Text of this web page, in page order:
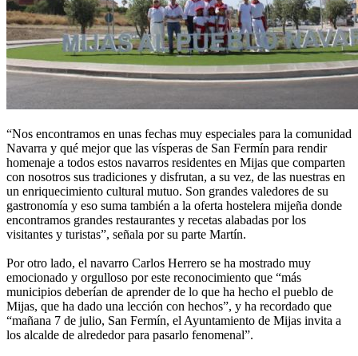
“Nos encontramos en unas fechas muy especiales para la comunidad
Navarra y qué mejor que las vísperas de San Fermín para rendir
homenaje a todos estos navarros residentes en Mijas que comparten
con nosotros sus tradiciones y disfrutan, a su vez, de las nuestras en
un enriquecimiento cultural mutuo. Son grandes valedores de su
gastronomía y eso suma también a la oferta hostelera mijeña donde
encontramos grandes restaurantes y recetas alabadas por los
visitantes y turistas”, señala por su parte Martín.
Por otro lado, el navarro Carlos Herrero se ha mostrado muy
emocionado y orgulloso por este reconocimiento que “más
municipios deberían de aprender de lo que ha hecho el pueblo de
Mijas, que ha dado una lección con hechos”, y ha recordado que
“mañana 7 de julio, San Fermín, el Ayuntamiento de Mijas invita a
los alcalde de alrededor para pasarlo fenomenal”.